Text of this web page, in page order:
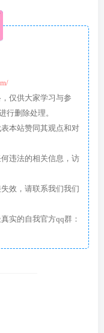
仅供大家学习与参
行删除处理。
本站赞同其观点和对
违法的相关信息，访
效，请联系我们我们
实的自我官方qq群：